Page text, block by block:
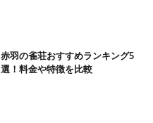
赤羽の雀荘おすすめランキング5
選！料金や特徴を比較